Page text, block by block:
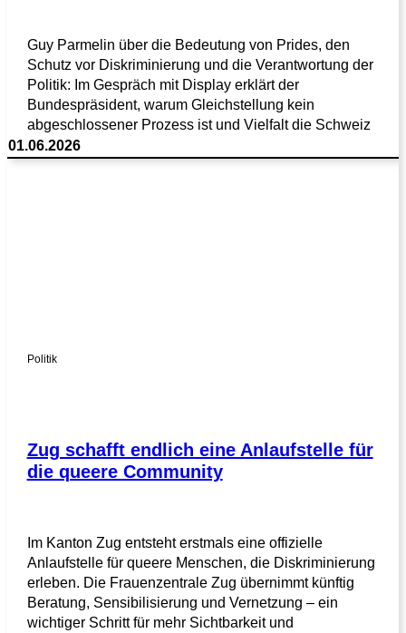
Guy Parmelin über die Bedeutung von Prides, den
Schutz vor Diskriminierung und die Verantwortung der
Politik: Im Gespräch mit Display erklärt der
Bundespräsident, warum Gleichstellung kein
abgeschlossener Prozess ist und Vielfalt die Schweiz
01.06.2026
Politik
Zug schafft endlich eine Anlaufstelle für
die queere Community
Im Kanton Zug entsteht erstmals eine offizielle
Anlaufstelle für queere Menschen, die Diskriminierung
erleben. Die Frauenzentrale Zug übernimmt künftig
Beratung, Sensibilisierung und Vernetzung – ein
wichtiger Schritt für mehr Sichtbarkeit und